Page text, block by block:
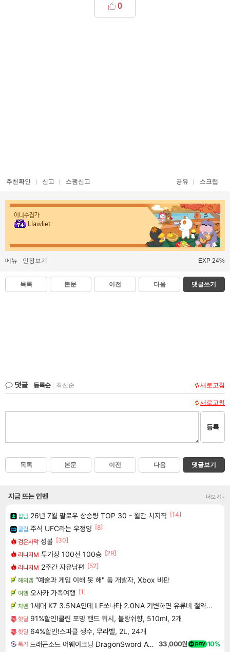
0
추천확인 신고 스팸신고 공유 스크랩
이니수집가
Llawliet
메뉴 인장보기 EXP 24%
목록 본문 이전 다음 댓글쓰기
댓글 등록순 최신순 새로고침
새로고침
등록
목록 본문 이전 다음 댓글보기
지금 뜨는 인벤 더보기+
잡담 26년 7월 팔로우 상승량 TOP 30 - 월간 치지직 [14]
클립 주식 UFC라는 우정잉 [8]
검은사막 성불 [30]
리니지M 투기장 100전 100승 [29]
리니지M 2주간 자유남편 [52]
해외겜 “예술과 게임 이해 못 해" 둠 개발자, Xbox 비판
여행 오사카 가족여행 [1]
차벤 1세대 K7 3.5NA인데 LF쏘나타 2.0NA 기변하면 유류비 절약이 얼마나 될까요..?
핫딜 91%할인!클린 포밍 핸드 워시, 블랑쉬향, 510ml, 2개
핫딜 64%할인!스파클 생수, 무라벨, 2L, 24개
특가 드래곤소드 어웨이크닝 DragonSword Awakening 33,000원 10%